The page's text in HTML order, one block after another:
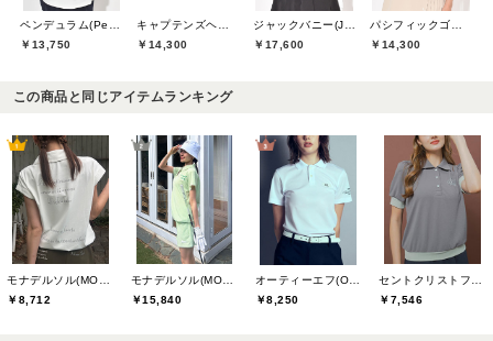
ペンデュラム(Pendulum)
￥13,750
キャプテンズヘルムゴルフ(Captains Helm Golf)
￥14,300
ジャックバニー(Jack Bunny)
￥17,600
パシフィックゴルフクラブ(Pacific GOLF CLUB)
￥14,300
この商品と同じアイテムランキング
￥8,712
￥15,840
オーティーエフ(O.T.F)
￥8,250
￥7,546